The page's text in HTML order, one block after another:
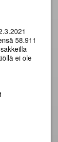
58.911
ei ole